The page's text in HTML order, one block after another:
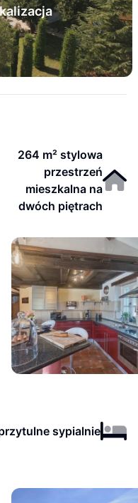
264 m² stylowa
przestrzeń
mieszkalna na
dwóch piętrach
sypialnie